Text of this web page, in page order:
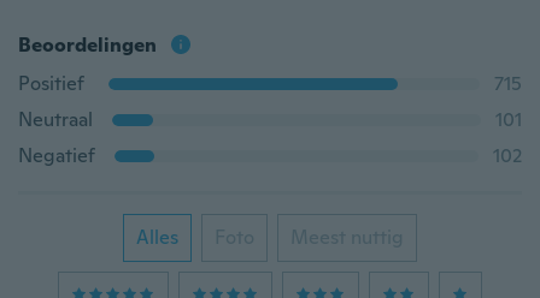
Beoordelingen
Positief
715
Neutraal
101
Negatief
102
Alles Foto Meest nuttig